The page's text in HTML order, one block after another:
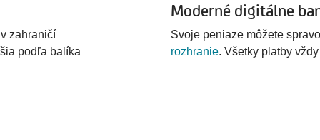
zahraničí
podľa balíka
Moderné digitálne
Svoje peniaze môžete
rozhranie. Všetky platby